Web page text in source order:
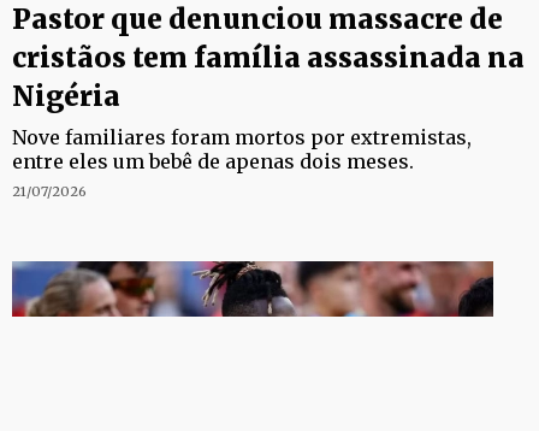
Pastor que denunciou massacre de
cristãos tem família assassinada na
Nigéria
Nove familiares foram mortos por extremistas,
entre eles um bebê de apenas dois meses.
21/07/2026